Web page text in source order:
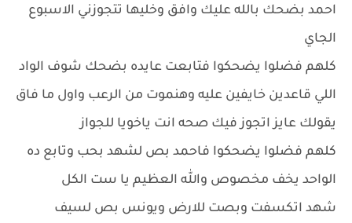
احمد بضحك بالله عليك وافق وخليها تتجوزني الاسبوع
الجاي
كلهم فضلوا يضحكوا فتابعت عايده بضحك شوف الواد
اللي قاعدين خايفين عليه وهنموت من الرعب واول ما فاق
يقولك عايز اتجوز فيك صحه انت ياخويا للجواز
كلهم فضلوا يضحكوا فاحمد بص لشهد بحب وتابع ده
الواحد يخف مخصوص والله العظيم يا ست الكل
شهد اتكسفت وبصت للارض ويونس بص لسيف